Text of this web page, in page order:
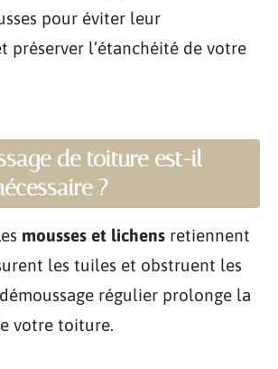
pour éviter leur
préserver l’étanchéité de votre
de toiture est-il
?
mousses et lichens retiennent
les tuiles et obstruent les
régulier prolonge la
votre toiture.